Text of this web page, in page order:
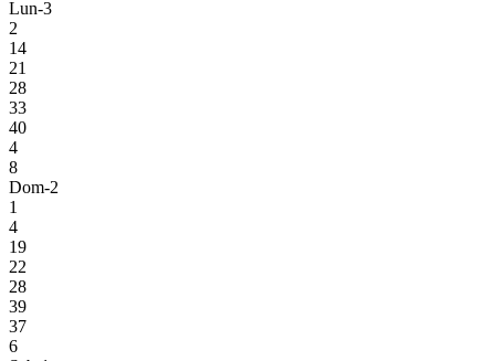
Lun-3
2
14
21
28
33
40
4
8
Dom-2
1
4
19
22
28
39
37
6